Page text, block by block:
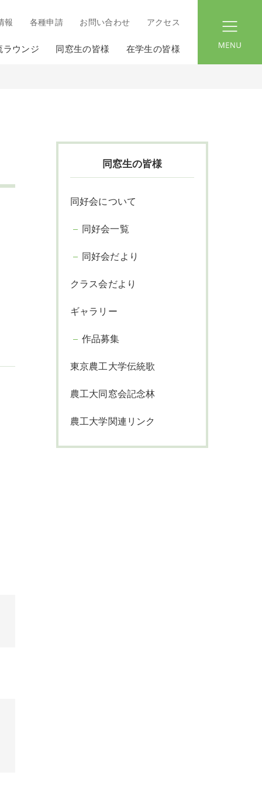
報 各種申請 お問い合わせ アクセス
ラウンジ 同窓生の皆様 在学生の皆様
同窓生の皆様
同好会について
同好会一覧
同好会だより
クラス会だより
ギャラリー
作品募集
東京農工大学伝統歌
農工大同窓会記念林
農工大学関連リンク
menu